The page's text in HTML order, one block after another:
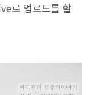
로 업로드를 할